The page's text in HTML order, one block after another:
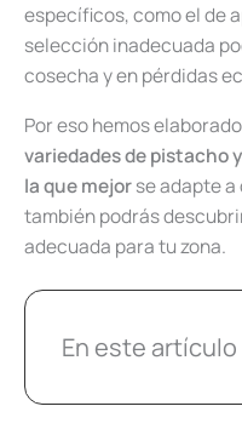
específicos, como el de
selección inadecuada
cosecha y en pérdidas
Por eso hemos
variedades de pistacho
la que mejorse adapte
también podrás
adecuada para tu zona.
En este